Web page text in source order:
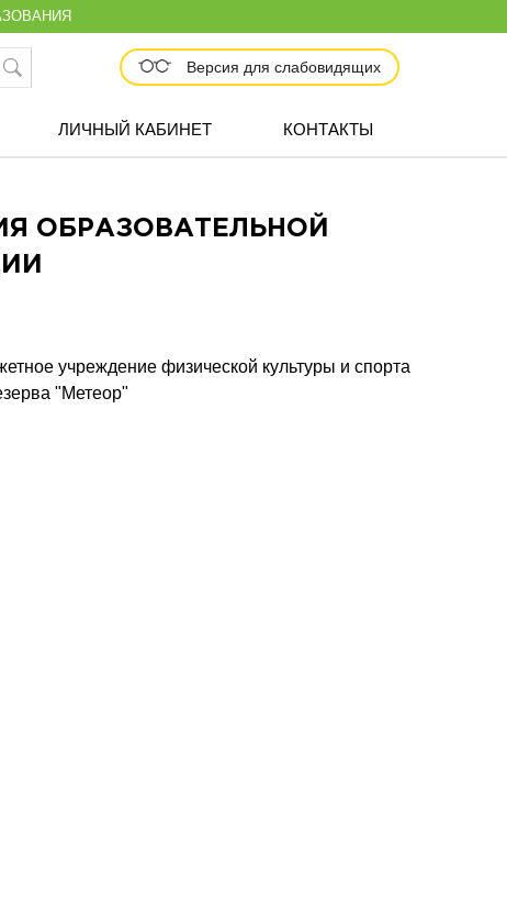
Версия для слабовидящих
ЛИЧНЫЙ КАБИНЕТ КОНТАКТЫ
ОБРАЗОВАТЕЛЬНОЙ
учреждение физической культуры и спорта
"Метеор"